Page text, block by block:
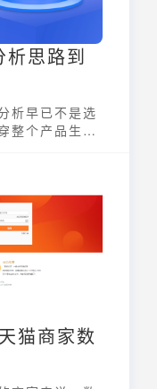
析思路到
析早已不是选
整个产品生命
甚至分析完了
真正好用的竞
猫商家数